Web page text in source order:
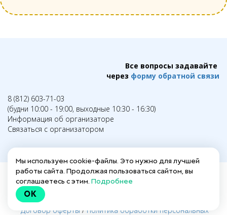
Все вопросы задавайте
через форму обратной связи
8 (812) 603-71-03
(будни 10:00 - 19:00, выходные 10:30 - 16:30)
Информация об организаторе
Связаться с организатором
Заполнить анкету для действующих гидов →
Договор оферты / Политика обработки персональных
Мы используем cookie-файлы. Это нужно для лучшей
работы сайта. Продолжая пользоваться сайтом, вы
соглашаетесь с этим. Подробнее
OK